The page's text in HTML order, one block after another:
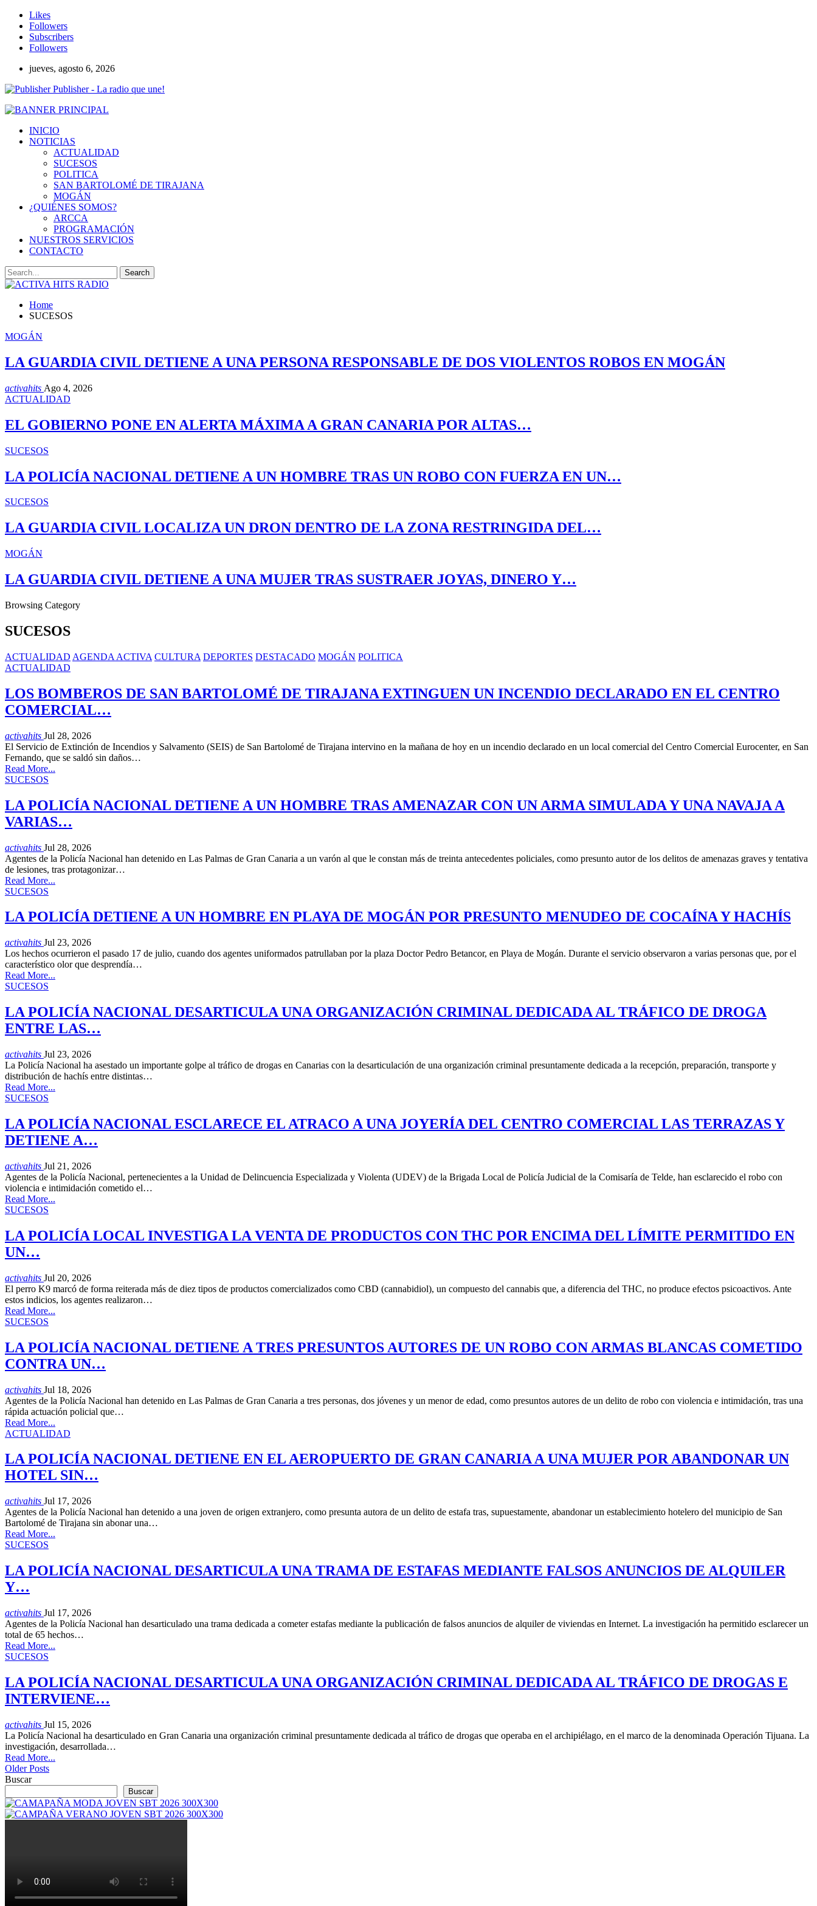
Likes
Followers
Subscribers
Followers
jueves, agosto 6, 2026
Publisher - La radio que une!
INICIO
NOTICIAS
ACTUALIDAD
SUCESOS
POLITICA
SAN BARTOLOMÉ DE TIRAJANA
MOGÁN
¿QUIÉNES SOMOS?
ARCCA
PROGRAMACIÓN
NUESTROS SERVICIOS
CONTACTO
Home
SUCESOS
MOGÁN
LA GUARDIA CIVIL DETIENE A UNA PERSONA RESPONSABLE DE DOS VIOLENTOS ROBOS EN MOGÁN
activahits Ago 4, 2026
ACTUALIDAD
EL GOBIERNO PONE EN ALERTA MÁXIMA A GRAN CANARIA POR ALTAS…
SUCESOS
LA POLICÍA NACIONAL DETIENE A UN HOMBRE TRAS UN ROBO CON FUERZA EN UN…
SUCESOS
LA GUARDIA CIVIL LOCALIZA UN DRON DENTRO DE LA ZONA RESTRINGIDA DEL…
MOGÁN
LA GUARDIA CIVIL DETIENE A UNA MUJER TRAS SUSTRAER JOYAS, DINERO Y…
Browsing Category
SUCESOS
ACTUALIDAD AGENDA ACTIVA CULTURA DEPORTES DESTACADO MOGÁN POLITICA
ACTUALIDAD
LOS BOMBEROS DE SAN BARTOLOMÉ DE TIRAJANA EXTINGUEN UN INCENDIO DECLARADO EN EL CENTRO
COMERCIAL…
activahits Jul 28, 2026
El Servicio de Extinción de Incendios y Salvamento (SEIS) de San Bartolomé de Tirajana intervino en la mañana de hoy en un incendio declarado en un local comercial del Centro Comercial Eurocenter, en San
Fernando, que se saldó sin daños…
Read More...
SUCESOS
LA POLICÍA NACIONAL DETIENE A UN HOMBRE TRAS AMENAZAR CON UN ARMA SIMULADA Y UNA NAVAJA A
VARIAS…
activahits Jul 28, 2026
Agentes de la Policía Nacional han detenido en Las Palmas de Gran Canaria a un varón al que le constan más de treinta antecedentes policiales, como presunto autor de los delitos de amenazas graves y tentativa
de lesiones, tras protagonizar…
Read More...
SUCESOS
LA POLICÍA DETIENE A UN HOMBRE EN PLAYA DE MOGÁN POR PRESUNTO MENUDEO DE COCAÍNA Y HACHÍS
activahits Jul 23, 2026
Los hechos ocurrieron el pasado 17 de julio, cuando dos agentes uniformados patrullaban por la plaza Doctor Pedro Betancor, en Playa de Mogán. Durante el servicio observaron a varias personas que, por el
característico olor que desprendía…
Read More...
SUCESOS
LA POLICÍA NACIONAL DESARTICULA UNA ORGANIZACIÓN CRIMINAL DEDICADA AL TRÁFICO DE DROGA
ENTRE LAS…
activahits Jul 23, 2026
La Policía Nacional ha asestado un importante golpe al tráfico de drogas en Canarias con la desarticulación de una organización criminal presuntamente dedicada a la recepción, preparación, transporte y
distribución de hachís entre distintas…
Read More...
SUCESOS
LA POLICÍA NACIONAL ESCLARECE EL ATRACO A UNA JOYERÍA DEL CENTRO COMERCIAL LAS TERRAZAS Y
DETIENE A…
activahits Jul 21, 2026
Agentes de la Policía Nacional, pertenecientes a la Unidad de Delincuencia Especializada y Violenta (UDEV) de la Brigada Local de Policía Judicial de la Comisaría de Telde, han esclarecido el robo con
violencia e intimidación cometido el…
Read More...
SUCESOS
LA POLICÍA LOCAL INVESTIGA LA VENTA DE PRODUCTOS CON THC POR ENCIMA DEL LÍMITE PERMITIDO EN
UN…
activahits Jul 20, 2026
El perro K9 marcó de forma reiterada más de diez tipos de productos comercializados como CBD (cannabidiol), un compuesto del cannabis que, a diferencia del THC, no produce efectos psicoactivos. Ante
estos indicios, los agentes realizaron…
Read More...
SUCESOS
LA POLICÍA NACIONAL DETIENE A TRES PRESUNTOS AUTORES DE UN ROBO CON ARMAS BLANCAS COMETIDO
CONTRA UN…
activahits Jul 18, 2026
Agentes de la Policía Nacional han detenido en Las Palmas de Gran Canaria a tres personas, dos jóvenes y un menor de edad, como presuntos autores de un delito de robo con violencia e intimidación, tras una
rápida actuación policial que…
Read More...
ACTUALIDAD
LA POLICÍA NACIONAL DETIENE EN EL AEROPUERTO DE GRAN CANARIA A UNA MUJER POR ABANDONAR UN
HOTEL SIN…
activahits Jul 17, 2026
Agentes de la Policía Nacional han detenido a una joven de origen extranjero, como presunta autora de un delito de estafa tras, supuestamente, abandonar un establecimiento hotelero del municipio de San
Bartolomé de Tirajana sin abonar una…
Read More...
SUCESOS
LA POLICÍA NACIONAL DESARTICULA UNA TRAMA DE ESTAFAS MEDIANTE FALSOS ANUNCIOS DE ALQUILER
Y…
activahits Jul 17, 2026
Agentes de la Policía Nacional han desarticulado una trama dedicada a cometer estafas mediante la publicación de falsos anuncios de alquiler de viviendas en Internet. La investigación ha permitido esclarecer un
total de 65 hechos…
Read More...
SUCESOS
LA POLICÍA NACIONAL DESARTICULA UNA ORGANIZACIÓN CRIMINAL DEDICADA AL TRÁFICO DE DROGAS E
INTERVIENE…
activahits Jul 15, 2026
La Policía Nacional ha desarticulado en Gran Canaria una organización criminal presuntamente dedicada al tráfico de drogas que operaba en el archipiélago, en el marco de la denominada Operación Tijuana. La
investigación, desarrollada…
Read More...
Older Posts
Buscar
Buscar